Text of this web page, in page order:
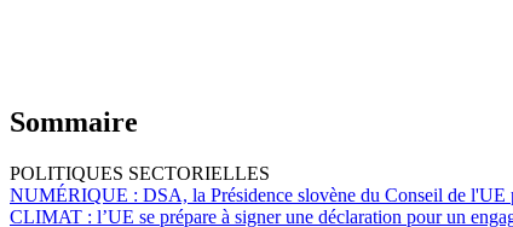
Sommaire
POLITIQUES SECTORIELLES
NUMÉRIQUE : DSA, la Présidence slovène du Conseil de l'UE
CLIMAT : l’UE se prépare à signer une déclaration pour un